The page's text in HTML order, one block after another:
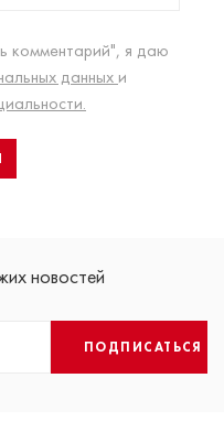
комментарий", я даю
данных и
новостей
ПОДПИСАТЬСЯ